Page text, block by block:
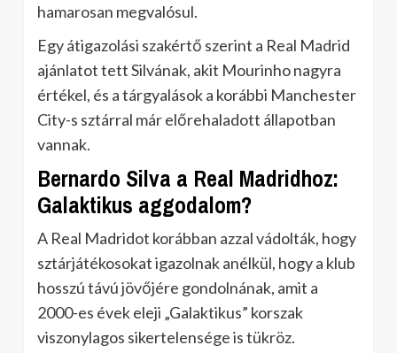
hamarosan megvalósul.
Egy átigazolási szakértő szerint a Real Madrid
ajánlatot tett Silvának, akit Mourinho nagyra
értékel, és a tárgyalások a korábbi Manchester
City-s sztárral már előrehaladott állapotban
vannak.
Bernardo Silva a Real Madridhoz:
Galaktikus aggodalom?
A Real Madridot korábban azzal vádolták, hogy
sztárjátékosokat igazolnak anélkül, hogy a klub
hosszú távú jövőjére gondolnának, amit a
2000-es évek eleji „Galaktikus” korszak
viszonylagos sikertelensége is tükröz.